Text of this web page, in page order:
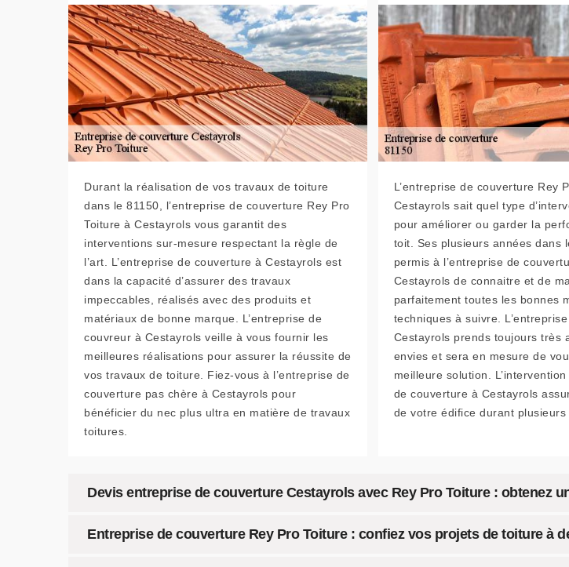
Durant la réalisation de vos travaux de toiture
dans le 81150, l’entreprise de couverture Rey Pro
Toiture à Cestayrols vous garantit des
interventions sur-mesure respectant la règle de
l’art. L’entreprise de couverture à Cestayrols est
dans la capacité d’assurer des travaux
impeccables, réalisés avec des produits et
matériaux de bonne marque. L’entreprise de
couvreur à Cestayrols veille à vous fournir les
meilleures réalisations pour assurer la réussite de
vos travaux de toiture. Fiez-vous à l’entreprise de
couverture pas chère à Cestayrols pour
bénéficier du nec plus ultra en matière de travaux
toitures.
L’entreprise de couverture Rey
Cestayrols sait quel type
pour améliorer ou garder la
toit. Ses plusieurs années dans
permis à l’entreprise de
Cestayrols de connaitre et de
parfaitement toutes les bonnes
techniques à suivre.
Cestayrols prends toujours très
envies et sera en mesure de
meilleure solution. L’intervention
de couverture à Cestayrols
de votre édifice durant plusieurs
Devis entreprise de couverture Cestayrols avec Rey Pro Toiture : obtenez
Entreprise de couverture Rey Pro Toiture : confiez vos projets de toiture à